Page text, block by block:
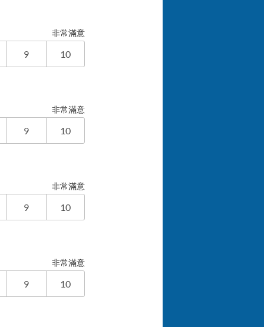
非常滿意
9 10
非常滿意
9 10
非常滿意
9 10
非常滿意
9 10